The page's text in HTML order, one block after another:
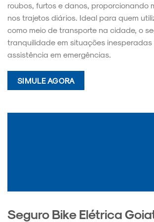
roubos, furtos e danos, proporcionando
nos trajetos diários. Ideal para quem
como meio de transporte na cidade, o
tranquilidade em situações inesperadas
assistência em emergências.
SIMULE AGORA
Seguro Bike Elétrica